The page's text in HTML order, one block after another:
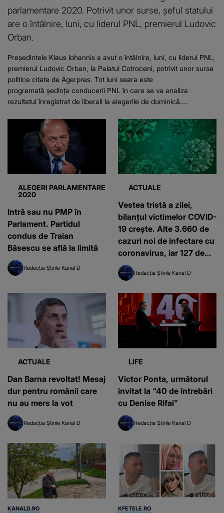
parlamentare 2020. Potrivit unor surse, șeful statului
are o întâlnire, luni, cu liderul PNL, premierul Ludovic
Orban.
Preşedintele Klaus Iohannis a avut o întâlnire, luni, cu liderul PNL,
premierul Ludovic Orban, la Palatul Cotroceni, potrivit unor surse
politice citate de Agerpres. Tot luni seara este
programată ședința conducerii PNL în care se va analiza
rezultatul înregistrat de liberali la alegerile de duminică....
ALEGERI PARLAMENTARE
2020
Intră sau nu PMP în
Parlament. Partidul
condus de Traian
Băsescu se află la limită
Redacția Știrile Kanal D
ACTUALE
Vestea tristă a zilei,
bilanțul victimelor COVID-
19 crește. Alte 3.660 de
cazuri noi de infectare cu
coronavirus, iar 127 de
persoane au decedat
Redacția Știrile Kanal D
ACTUALE
Dan Barna revoltat! Mesaj
dur pentru românii care
nu au mers la vot
Redacția Știrile Kanal D
LIFE
Victor Ponta, următorul
invitat la “40 de întrebări
cu Denise Rifai”
Redacția Știrile Kanal D
KANALD.RO KFETELE.RO